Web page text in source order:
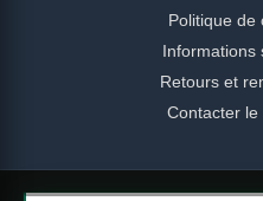
Politique de
Informations
Retours et
Contacter